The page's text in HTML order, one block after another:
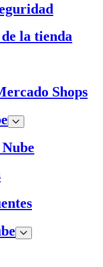
la tienda
Shops